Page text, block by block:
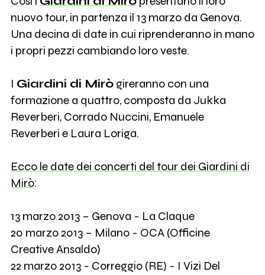
nuovo tour, in partenza il 13 marzo da Genova.
Una decina di date in cui riprenderanno in mano
i propri pezzi cambiando loro veste.
I Giardini di Mirògireranno con una
formazione a quattro, composta da Jukka
Reverberi, Corrado Nuccini, Emanuele
Reverberi e Laura Loriga.
Ecco le date dei concerti del tour dei Giardini di
Mirò:
13 marzo 2013 – Genova - La Claque
20 marzo 2013 – Milano - OCA (Officine
Creative Ansaldo)
22 marzo 2013 - Correggio (RE) - I Vizi Del